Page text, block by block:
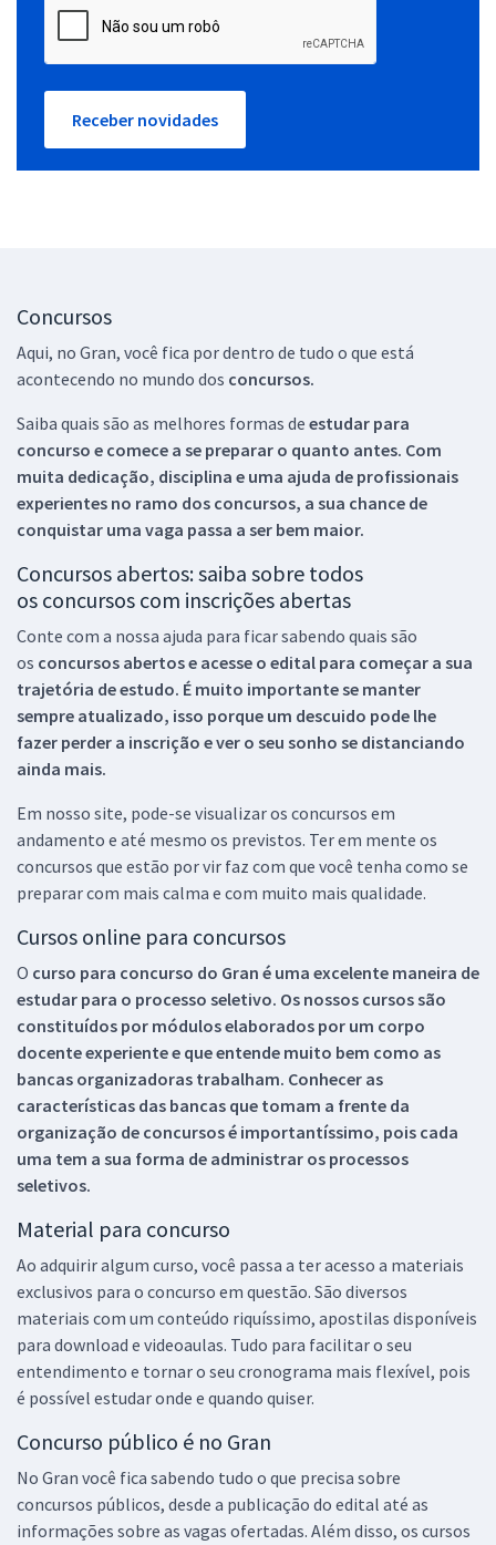
Receber novidades
Concursos
Aqui, no Gran, você fica por dentro de tudo o que está
acontecendo no mundo dos concursos.
Saiba quais são as melhores formas de estudar para
concurso e comece a se preparar o quanto antes. Com
muita dedicação, disciplina e uma ajuda de profissionais
experientes no ramo dos concursos, a sua chance de
conquistar uma vaga passa a ser bem maior.
Concursos abertos: saiba sobre todos
os concursos com inscrições abertas
Conte com a nossa ajuda para ficar sabendo quais são
os concursos abertos e acesse o edital para começar a sua
trajetória de estudo. É muito importante se manter
sempre atualizado, isso porque um descuido pode lhe
fazer perder a inscrição e ver o seu sonho se distanciando
ainda mais.
Em nosso site, pode-se visualizar os concursos em
andamento e até mesmo os previstos. Ter em mente os
concursos que estão por vir faz com que você tenha como se
preparar com mais calma e com muito mais qualidade.
Cursos online para concursos
O curso para concurso do Gran é uma excelente maneira de
estudar para o processo seletivo. Os nossos cursos são
constituídos por módulos elaborados por um corpo
docente experiente e que entende muito bem como as
bancas organizadoras trabalham. Conhecer as
características das bancas que tomam a frente da
organização de concursos é importantíssimo, pois cada
uma tem a sua forma de administrar os processos
seletivos.
Material para concurso
Ao adquirir algum curso, você passa a ter acesso a materiais
exclusivos para o concurso em questão. São diversos
materiais com um conteúdo riquíssimo, apostilas disponíveis
para download e videoaulas. Tudo para facilitar o seu
entendimento e tornar o seu cronograma mais flexível, pois
é possível estudar onde e quando quiser.
Concurso público é no Gran
No Gran você fica sabendo tudo o que precisa sobre
concursos públicos, desde a publicação do edital até as
informações sobre as vagas ofertadas. Além disso, os cursos